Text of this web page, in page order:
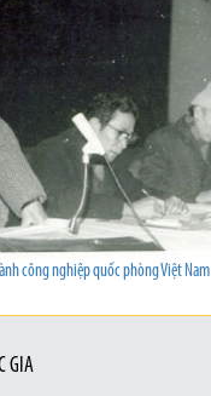
công nghiệp quốc phòng Việt Nam
GIA